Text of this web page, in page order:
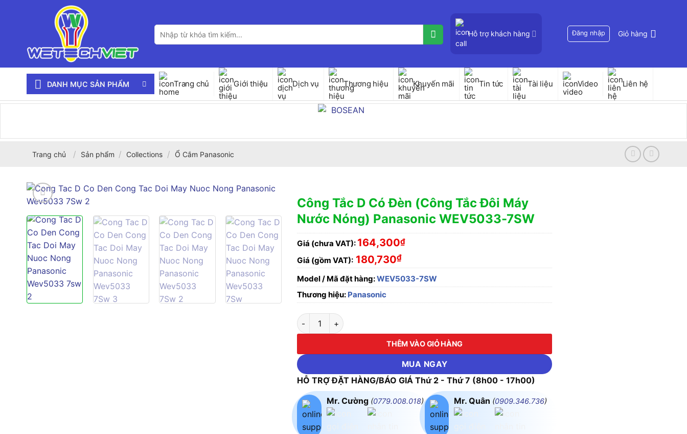
Tìm
kiếm:
Hỗ trợ khách hàng Đăng nhập Giỏ hàng
DANH MỤC SẢN PHẨM Trang chủ Giới thiệu Dịch vụ Thương hiệu Khuyến mãi Tin tức Tài liệu Video Liên hệ
Trang chủ / Sản phẩm / Collections / Ổ Cắm Panasonic
Công Tắc D Có Đèn (Công Tắc Đôi Máy
Nước Nóng) Panasonic WEV5033-7SW
Giá (chưa VAT): 164,300₫
Giá (gồm VAT): 180,730₫
Model / Mã đặt hàng:WEV5033-7SW
Thương hiệu: Panasonic
Công Tắc D Có Đèn (Công Tắc Đôi Máy Nước Nóng) Panasonic WEV5033-7SW số lượng
THÊM VÀO GIỎ HÀNG
MUA NGAY
HỖ TRỢ ĐẶT HÀNG/BÁO GIÁ Thứ 2 - Thứ 7 (8h00 - 17h00)
Mr. Cường (0779.008.018) Mr. Quân (0909.346.736)